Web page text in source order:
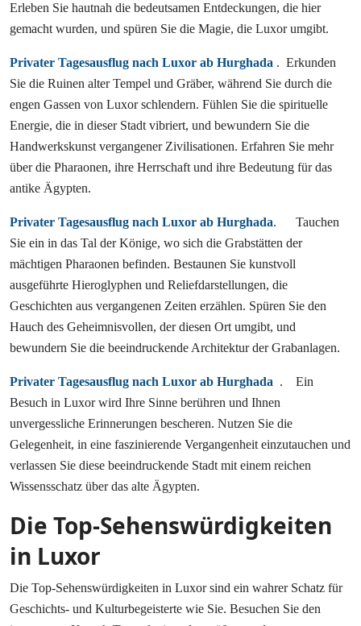
Erleben Sie hautnah die bedeutsamen Entdeckungen, die hier
gemacht wurden, und spüren Sie die Magie, die Luxor umgibt.
Privater Tagesausflug nach Luxor ab Hurghada . Erkunden
Sie die Ruinen alter Tempel und Gräber, während Sie durch die
engen Gassen von Luxor schlendern. Fühlen Sie die spirituelle
Energie, die in dieser Stadt vibriert, und bewundern Sie die
Handwerkskunst vergangener Zivilisationen. Erfahren Sie mehr
über die Pharaonen, ihre Herrschaft und ihre Bedeutung für das
antike Ägypten.
Privater Tagesausflug nach Luxor ab Hurghada. Tauchen
Sie ein in das Tal der Könige, wo sich die Grabstätten der
mächtigen Pharaonen befinden. Bestaunen Sie kunstvoll
ausgeführte Hieroglyphen und Reliefdarstellungen, die
Geschichten aus vergangenen Zeiten erzählen. Spüren Sie den
Hauch des Geheimnisvollen, der diesen Ort umgibt, und
bewundern Sie die beeindruckende Architektur der Grabanlagen.
Privater Tagesausflug nach Luxor ab Hurghada . Ein
Besuch in Luxor wird Ihre Sinne berühren und Ihnen
unvergessliche Erinnerungen bescheren. Nutzen Sie die
Gelegenheit, in eine faszinierende Vergangenheit einzutauchen und
verlassen Sie diese beeindruckende Stadt mit einem reichen
Wissensschatz über das alte Ägypten.
Die Top-Sehenswürdigkeiten
in Luxor
Die Top-Sehenswürdigkeiten in Luxor sind ein wahrer Schatz für
Geschichts- und Kulturbegeisterte wie Sie. Besuchen Sie den